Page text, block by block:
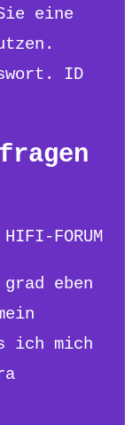
eine
ID
FORUM
eben
ich mich